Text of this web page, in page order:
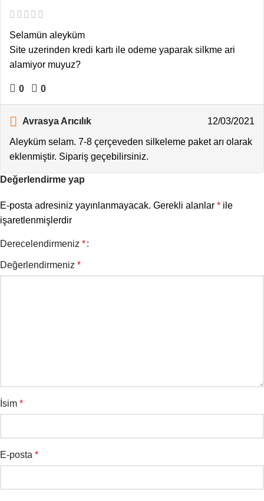
Selamün aleyküm
Site uzerinden kredi kartı ile odeme yaparak silkme ari
alamiyor muyuz?
0 0
Avrasya Arıcılık 12/03/2021
Aleyküm selam. 7-8 çerçeveden silkeleme paket arı olarak
eklenmiştir. Sipariş geçebilirsiniz.
Değerlendirme yap
E-posta adresiniz yayınlanmayacak. Gerekli alanlar * ile
işaretlenmişlerdir
Derecelendirmeniz *
Değerlendirmeniz *
İsim *
E-posta *